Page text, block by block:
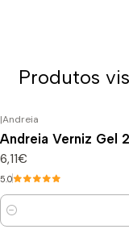
Produtos
|Andreia
Andreia Verniz Gel
6,11€
5.0
Quantidade